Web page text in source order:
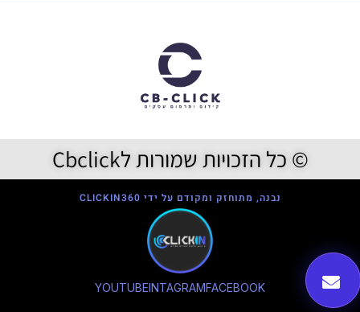
© כל הזכויות שמורות לCbclick
נבנה, מתוחזק ומקודם על ידי CLICKIN360
FACEBOOK
INTAGRAM
YOUTUBE